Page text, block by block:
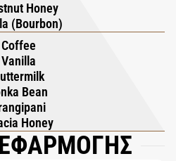
ζάχαρη από ζαχαροκάλαμο και
συμπλέκονται με τη βανίλια
έναν πλούσιο αλλά
Η βάση εμβαθύνει σε ένα
από βανίλια Ταϊτής, καφέ
μέλι ακακίας της
Αμαζονίου, σχηματίζοντας ένα
φινίρισμα. Το Ελένης δεν είναι
Honey
(Bourbon)
Coffee
Vanilla
Bean
Honey